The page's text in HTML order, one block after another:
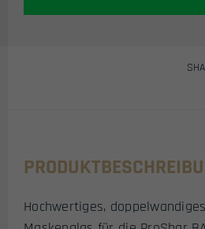
SMOKE)
Hochwertiges,